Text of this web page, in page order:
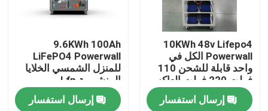
جولة في المعمل
مراقبة الجودة
اتصل بنا
10KWh 48v Lifepo4
Powerwall الكل في
واحد قابلة للشحن 110
فولت 220 فولت العاكس
بطارية ليثيوم أيون
الشمسيةإرسال استفسار
9.6KWh 100Ah
LiFePO4 Powerwall
للمنزل الشمسي الخلايا
المنشورية Lfp
إرسال استفسار